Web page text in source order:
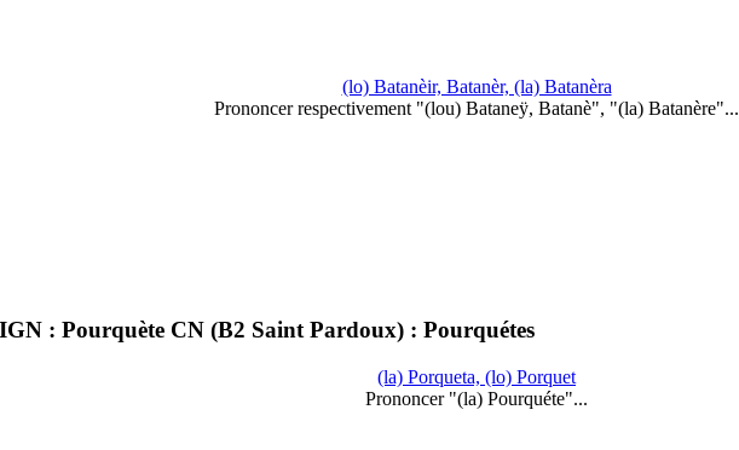
(lo) Batanèir, Batanèr, (la) Batanèra
Prononcer respectivement "(lou) Bataneÿ, Batanè", "(la) Batanère"...
: Pourquète CN (B2 Saint Pardoux) : Pourquétes
(la) Porqueta, (lo) Porquet
Prononcer "(la) Pourquéte"...